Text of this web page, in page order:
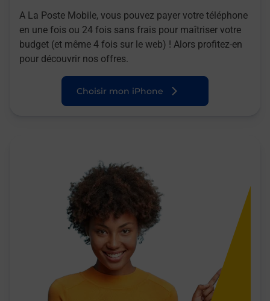
A La Poste Mobile, vous pouvez payer votre téléphone
en une fois ou 24 fois sans frais pour maîtriser votre
budget (et même 4 fois sur le web) ! Alors profitez-en
pour découvrir nos offres.
Choisir mon iPhone